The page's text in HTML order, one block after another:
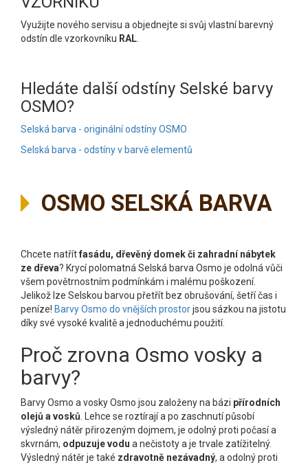
Využijte nového servisu a objednejte si svůj vlastní barevný
odstín dle vzorkovníku RAL
Hledáte další odstíny Selské barvy
OSMO?
Selská barva - originální odstíny OSMO
Selská barva - odstíny v barvě elementů
OSMO SELSKÁ BARVA
Chcete natřítfasádu, dřevěný domek či zahradní nábytek
ze dřeva? Krycí polomatná Selská barva Osmo je odolná vůči
všem povětrnostním podmínkám i malému poškození.
Jelikož lze Selskou barvou přetřít bez obrušování, šetří čas i
peníze! Barvy Osmo do vnějších prostorjsou sázkou na jistotu
díky své vysoké kvalitě a jednoduchému použití.
Proč zrovna Osmo vosky a
barvy?
Barvy Osmo a vosky Osmo jsou založeny na bázi přírodních
olejů a vosků . Lehce se roztírají a po zaschnutí působí
výsledný nátěr přirozeným dojmem, je odolný proti počasí a
skvrnám, odpuzuje vodu a nečistoty a je trvale zatížitelný.
Výsledný nátěr je také zdravotně nezávadný, a odolný proti